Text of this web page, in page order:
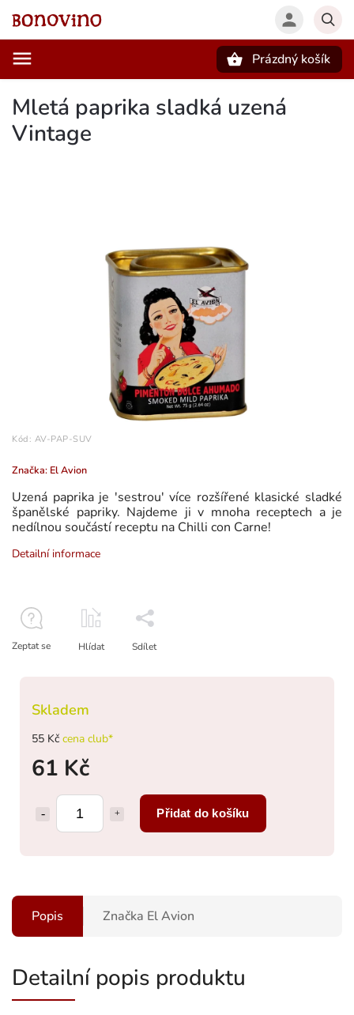
Prázdný košík
Mletá paprika sladká uzená
Vintage
Kód: AV-PAP-SUV
Značka: El Avion
55 Kč cena club*
61 Kč
Přidat do košíku
Skladem
Uzená paprika je 'sestrou' více rozšířené klasické sladké
španělské papriky. Najdeme ji v mnoha receptech a je
nedílnou součástí receptu na Chilli con Carne!
Detailní informace
Zeptat se Hlídat Sdílet
Popis Značka El Avion
Detailní popis produktu